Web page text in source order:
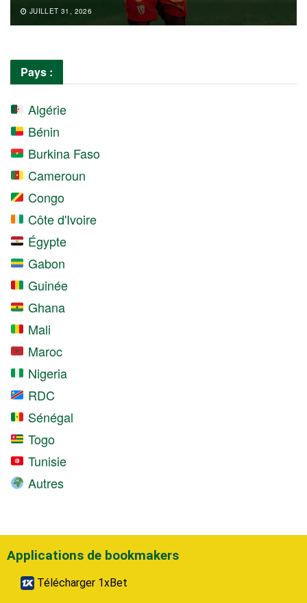
JUILLET 31, 2026
Pays :
Algérie
Bénin
Burkina Faso
Cameroun
Congo
Côte d'Ivoire
Égypte
Gabon
Guinée
Ghana
Mali
Maroc
Nigeria
RDC
Sénégal
Togo
Tunisie
Autres
Applications de bookmakers
Télécharger 1xBet